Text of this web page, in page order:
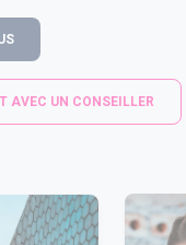
AVEC UN CONSEILLER